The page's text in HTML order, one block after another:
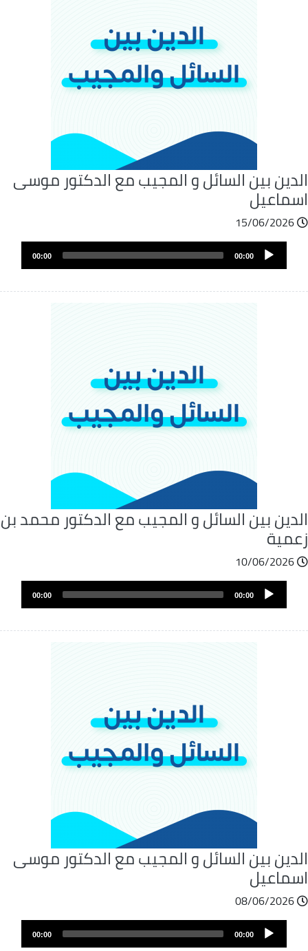
بين السائل و المجيب مع الدكتور موسى
15/06/2026
ملفAudio
Player
00:00
00:00
بين السائل و المجيب مع الدكتور محمد بن
10/06/2026
ملفAudio
Player
00:00
00:00
بين السائل و المجيب مع الدكتور موسى
08/06/2026
ملفAudio
Player
00:00
00:00